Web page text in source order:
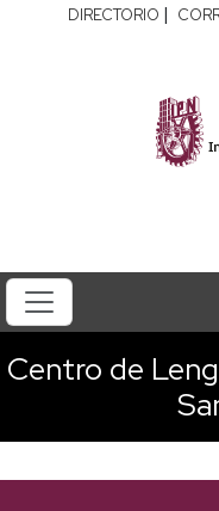
DIRECTORIO |
Centro de